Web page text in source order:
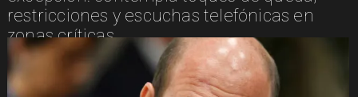
restricciones y escuchas telefónicas en
zonas críticas